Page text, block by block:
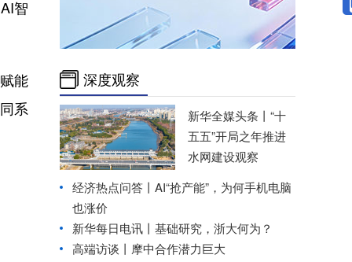
智
能
系
深度观察
新华全媒头条丨 “十
五五”开局之年推进
水网建设观察
经济热点问答丨AI“抢产能”，为何手机电脑
也涨价
新华每日电讯丨 基础研究，浙大何为？
高端访谈丨摩中合作潜力巨大